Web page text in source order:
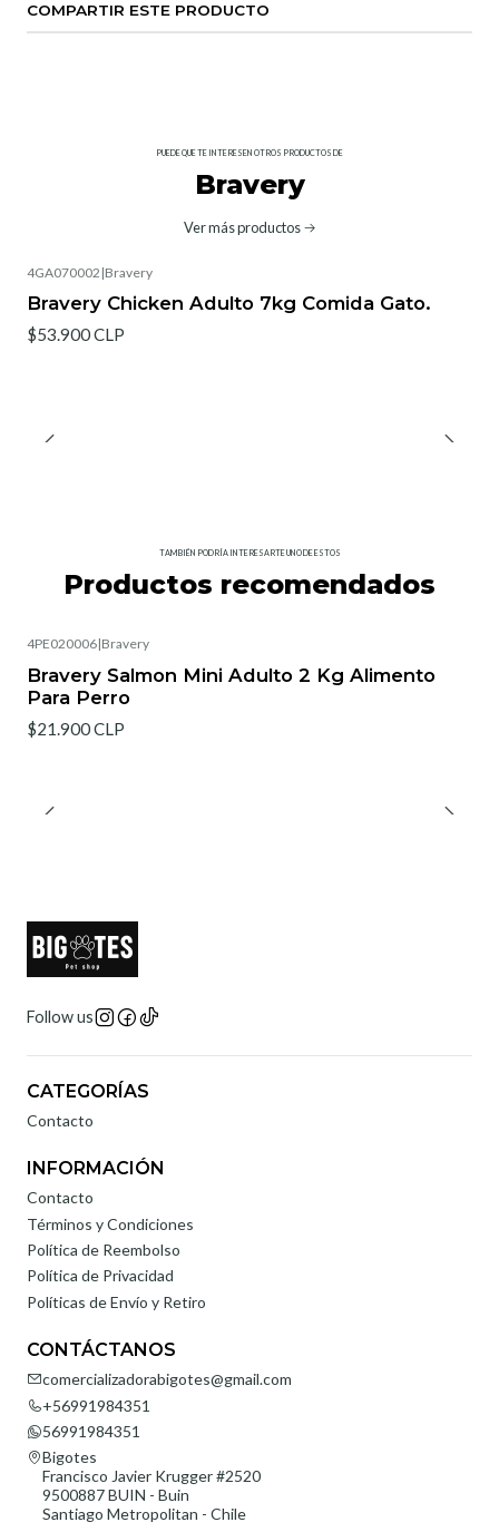
COMPARTIR ESTE PRODUCTO
PUEDE QUE TE INTERESEN OTROS PRODUCTOS DE
Bravery
Ver más productos
4GA070002 |Bravery
Bravery Chicken Adulto 7kg Comida Gato.
$53.900 CLP
TAMBIÉN PODRÍA INTERESARTE UNO DE ESTOS
Productos recomendados
4PE020006|Bravery
Bravery Salmon Mini Adulto 2 Kg Alimento
Para Perro
$21.900 CLP
Follow us
CATEGORÍAS
Contacto
INFORMACIÓN
Contacto
Términos y Condiciones
Política de Reembolso
Política de Privacidad
Políticas de Envío y Retiro
CONTÁCTANOS
comercializadorabigotes@gmail.com
+56991984351
56991984351
Bigotes
Francisco Javier Krugger #2520
9500887 BUIN - Buin
Santiago Metropolitan - Chile